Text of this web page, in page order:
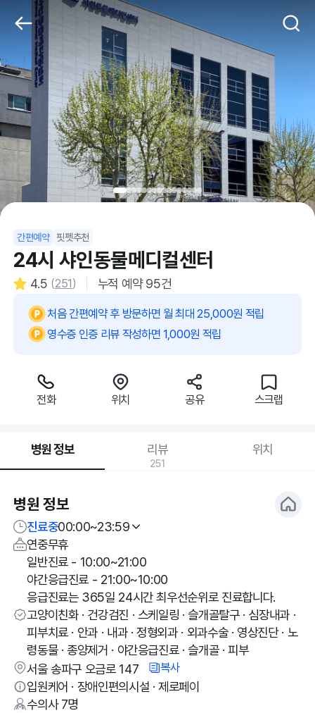
간편예약 핏펫추천
24시 샤인동물메디컬센터
4.5 (251) 누적 예약95건
처음 간편예약 후 방문하면 월 최대 25,000원 적립
영수증 인증 리뷰 작성하면 1,000원 적립
전화 위치 공유 스크랩
병원 정보 리뷰
251
위치
병원 정보
진료중00:00~23:59
연중무휴
일반진료 - 10:00~21:00
야간응급진료 - 21:00~10:00
응급진료는 365일 24시간 최우선순위로 진료합니다.
고양이친화 · 건강검진 · 스케일링 · 슬개골탈구 · 심장내과 ·
피부치료 · 안과 · 내과 · 정형외과 · 외과수술 · 영상진단 · 노
령동물 · 종양제거 · 야간응급진료 · 슬개골 · 피부
서울 송파구 오금로 147
복사
입원케어 · 장애인편의시설 · 제로페이
수의사7명